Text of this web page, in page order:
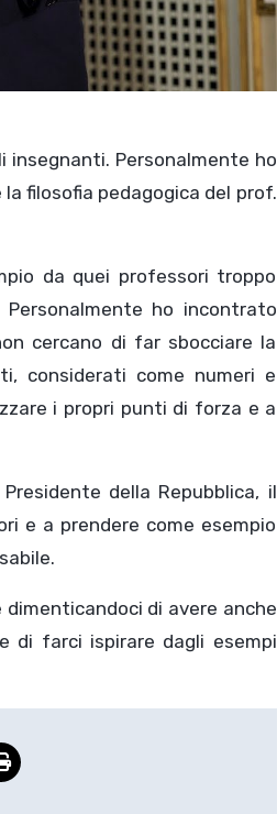
insegnanti. Personalmente ho
filosofia pedagogica del prof.
da quei professori troppo
ho incontrato
cercano di far sbocciare la
considerati come numeri e
i propri punti di forza e a
della Repubblica, il
e a prendere come esempio
di avere anche
di farci ispirare dagli esempi